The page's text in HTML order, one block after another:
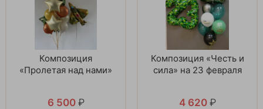
Композиция
«Пролетая над нами»
6 500 ₽
Композиция «Честь и
сила» на 23 февраля
4 620 ₽